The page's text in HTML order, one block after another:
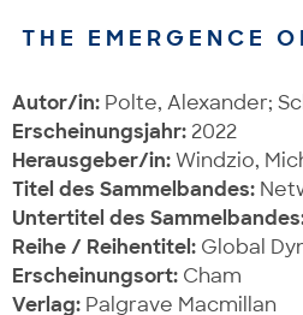
THE EMERGENCE
Autor/in: Polte, Alexander;
Erscheinungsjahr: 2022
Herausgeber/in:Windzio,
Titel des Sammelbandes:
Untertitel des
Reihe / Reihentitel: Global
Erscheinungsort: Cham
Verlag: Palgrave Macmillan